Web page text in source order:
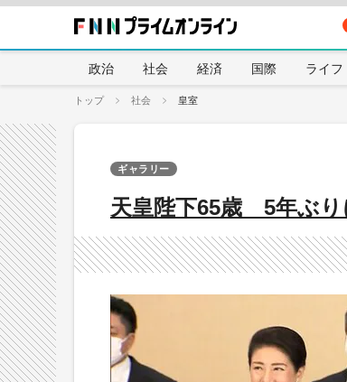
政治 社会 経済 国際 ライフ
トップ 社会 皇室
天皇陛下65歳 5年ぶり
ギャラリー